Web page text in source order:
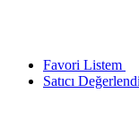
Favori Listem
Satıcı